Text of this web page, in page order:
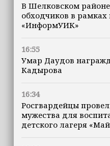
В Шелковском
обходчиков в рамках
«ИнформУИК»
16:55
Умар Даудов
Кадырова
16:34
Росгвардейцы
мужества для
детского лагеря